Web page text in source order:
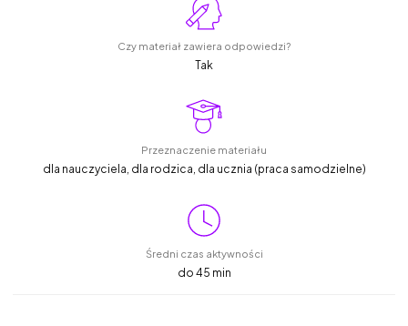
Czy materiał zawiera odpowiedzi?
Tak
Przeznaczenie materiału
dla nauczyciela, dla rodzica, dla ucznia (praca samodzielne)
Średni czas aktywności
do 45 min